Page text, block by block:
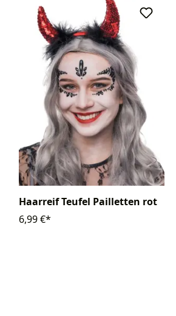
Haarreif Teufel Pailletten rot
6,99 €*